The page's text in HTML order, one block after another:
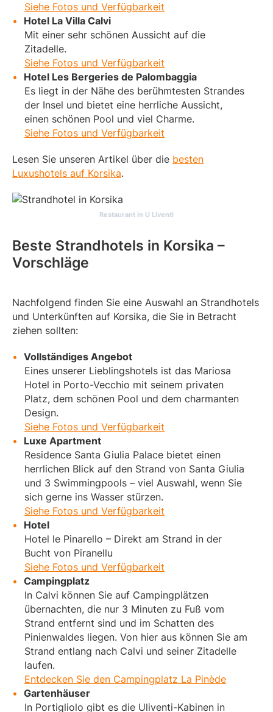
Siehe Fotos und Verfügbarkeit
Hotel La Villa Calvi
Mit einer sehr schönen Aussicht auf die
Zitadelle.
Siehe Fotos und Verfügbarkeit
Hotel Les Bergeries de Palombaggia
Es liegt in der Nähe des berühmtesten Strandes
der Insel und bietet eine herrliche Aussicht,
einen schönen Pool und viel Charme.
Siehe Fotos und Verfügbarkeit
Lesen Sie unseren Artikel über die besten
Luxushotels auf Korsika.
Restaurant in U Liventi
Beste Strandhotels in Korsika –
Vorschläge
Nachfolgend finden Sie eine Auswahl an Strandhotels
und Unterkünften auf Korsika, die Sie in Betracht
ziehen sollten:
Vollständiges Angebot
Eines unserer Lieblingshotels ist das Mariosa
Hotel in Porto-Vecchio mit seinem privaten
Platz, dem schönen Pool und dem charmanten
Design.
Siehe Fotos und Verfügbarkeit
Luxe Apartment
Residence Santa Giulia Palace bietet einen
herrlichen Blick auf den Strand von Santa Giulia
und 3 Swimmingpools – viel Auswahl, wenn Sie
sich gerne ins Wasser stürzen.
Siehe Fotos und Verfügbarkeit
Hotel
Hotel le Pinarello – Direkt am Strand in der
Bucht von Piranellu
Siehe Fotos und Verfügbarkeit
Campingplatz
In Calvi können Sie auf Campingplätzen
übernachten, die nur 3 Minuten zu Fuß vom
Strand entfernt sind und im Schatten des
Pinienwaldes liegen. Von hier aus können Sie am
Strand entlang nach Calvi und seiner Zitadelle
laufen.
Entdecken Sie den Campingplatz La Pinède
Gartenhäuser
In Portigliolo gibt es die Uliventi-Kabinen in